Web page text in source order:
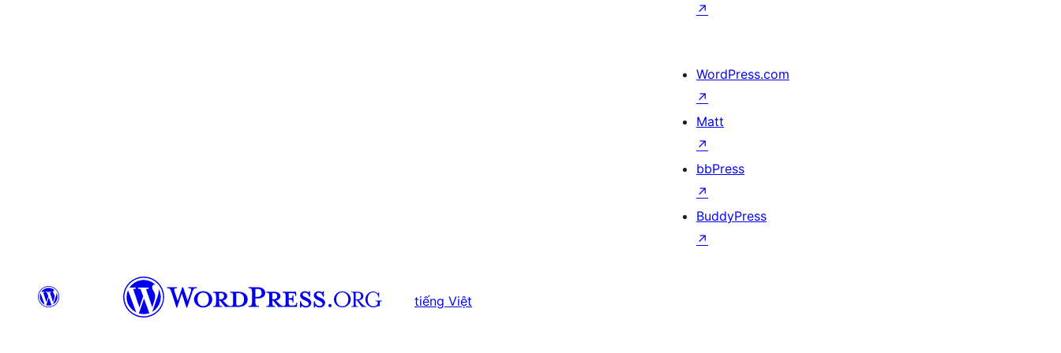
↗
WordPress.com
↗
Matt
↗
bbPress
↗
BuddyPress
↗
tiếng Việt